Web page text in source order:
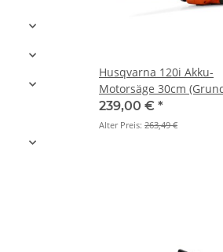
Husqvarna 120i Akku-
Motorsäge 30cm
239,00 € *
Alter Preis: 263,49 €